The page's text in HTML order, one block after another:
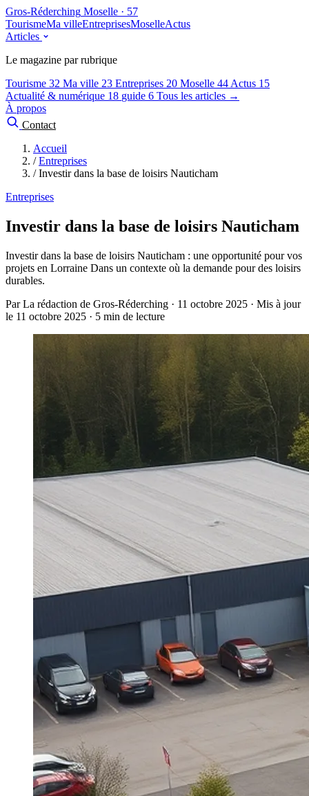
Gros-Réderching Moselle · 57
TourismeMa villeEntreprisesMoselleActus
Articles
Le magazine par rubrique
Tourisme 32 Ma ville 23 Entreprises 20 Moselle 44 Actus 15
Actualité & numérique 18 guide 6 Tous les articles →
À propos
Contact
Accueil
/ Entreprises
/ Investir dans la base de loisirs Nauticham
Entreprises
Investir dans la base de loisirs Nauticham
Investir dans la base de loisirs Nauticham : une opportunité pour vos
projets en Lorraine Dans un contexte où la demande pour des loisirs
durables.
Par La rédaction de Gros-Réderching · 11 octobre 2025 · Mis à jour
le 11 octobre 2025 · 5 min de lecture